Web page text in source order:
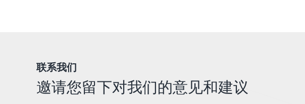
联系我们
邀请您留下对我们的意见和建议